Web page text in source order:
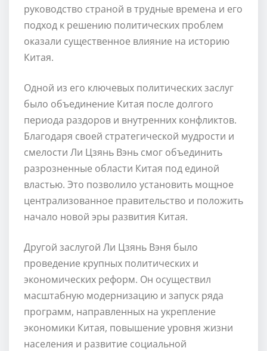
руководство страной в трудные времена и его
подход к решению политических проблем
оказали существенное влияние на историю
Китая.
Одной из его ключевых политических заслуг
было объединение Китая после долгого
периода раздоров и внутренних конфликтов.
Благодаря своей стратегической мудрости и
смелости Ли Цзянь Вэнь смог объединить
разрозненные области Китая под единой
властью. Это позволило установить мощное
централизованное правительство и положить
начало новой эры развития Китая.
Другой заслугой Ли Цзянь Вэня было
проведение крупных политических и
экономических реформ. Он осуществил
масштабную модернизацию и запуск ряда
программ, направленных на укрепление
экономики Китая, повышение уровня жизни
населения и развитие социальной